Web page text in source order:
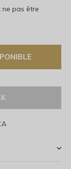
ne pas être